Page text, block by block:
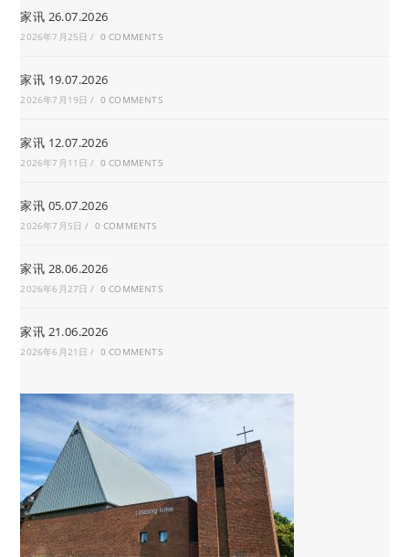
家讯 26.07.2026
2026年7月25日 / 0 COMMENTS
家讯 19.07.2026
2026年7月19日 / 0 COMMENTS
家讯 12.07.2026
2026年7月11日 / 0 COMMENTS
家讯 05.07.2026
2026年7月5日 / 0 COMMENTS
家讯 28.06.2026
2026年6月27日 / 0 COMMENTS
家讯 21.06.2026
2026年6月21日 / 0 COMMENTS